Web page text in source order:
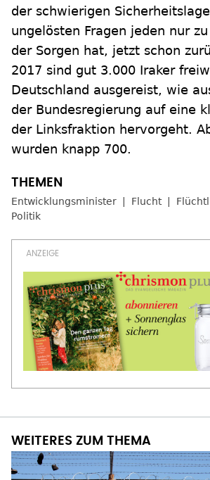
der schwierigen
ungelösten Fragen jeden nur
der Sorgen hat, jetzt schon
2017 sind gut 3.000 Iraker
Deutschland ausgereist, wie
der Bundesregierung auf eine
der Linksfraktion hervorgeht.
wurden knapp 700.
Entwicklungsminister Flucht
Politik
WEITERES ZUM THEMA